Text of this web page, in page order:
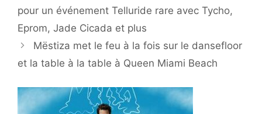
pour un événement Telluride rare avec Tycho,
Eprom, Jade Cicada et plus
Mëstiza met le feu à la fois sur le dansefloor
et la table à la table à Queen Miami Beach